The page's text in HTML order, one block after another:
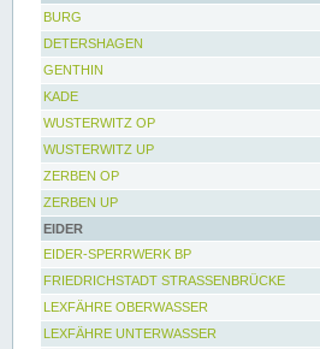
BURG
DETERSHAGEN
GENTHIN
KADE
WUSTERWITZ OP
WUSTERWITZ UP
ZERBEN OP
ZERBEN UP
EIDER
EIDER-SPERRWERK BP
FRIEDRICHSTADT STRASSENBRÜCKE
LEXFÄHRE OBERWASSER
LEXFÄHRE UNTERWASSER